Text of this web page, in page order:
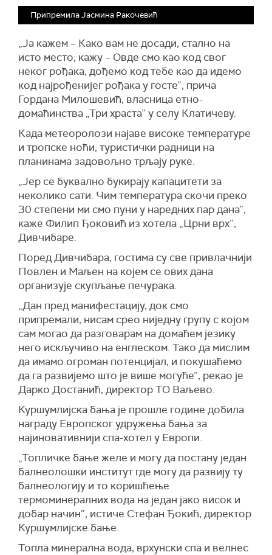
Припремила Јасмина Ракочевић
„Ја кажем – Како вам не досади, стално на
исто место; кажу – Овде смо као код свог
неког рођака, дођемо код тебе као да идемо
код најрођенијег рођака у госте”, прича
Гордана Милошевић, власница етно-
домаћинства „Три храста” у селу Клатичеву.
Када метеоролози најаве високе температуре
и тропске ноћи, туристички радници на
планинама задовољно трљају руке.
„Јер се буквално букирају капацитети за
неколико сати. Чим температура скочи преко
30 степени ми смо пуни у наредних пар дана”,
каже Филип Ђоковић из хотела „Црни врх”,
Дивчибаре.
Поред Дивчибара, гостима су све привлачнији
Повлен и Маљен на којем се ових дана
организује скупљање печурака.
„Дан пред манифестацију, док смо
припремали, нисам срео ниједну групу с којом
сам могао да разговарам на домаћем језику
него искључиво на енглеском. Тако да мислим
да имамо огроман потенцијал, и покушаћемо
да га развијемо што је више могуће”, рекао је
Дарко Достанић, директор ТО Ваљево.
Куршумлијска бања је прошле године добила
награду Европског удружења бања за
најиновативнији спа-хотел у Европи.
„Топличке бање желе и могу да постану један
балнеолошки институт где могу да развију ту
балнеологију и то коришћење
термоминералних вода на један јако висок и
добар начин”, истиче Стефан Ђокић, директор
Куршумлијске бање.
Топла минерална вода, врхунски спа и велнес